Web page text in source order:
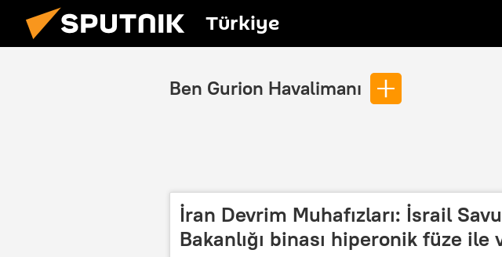
Türkiye
Ben Gurion Havalimanı
İran Devrim Muhafızları: İsrail
Bakanlığı binası hiperonik füze ile